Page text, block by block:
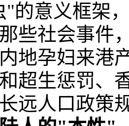
"的意义框架
些社会事件
地孕妇来港
超生惩罚、
远人口政策